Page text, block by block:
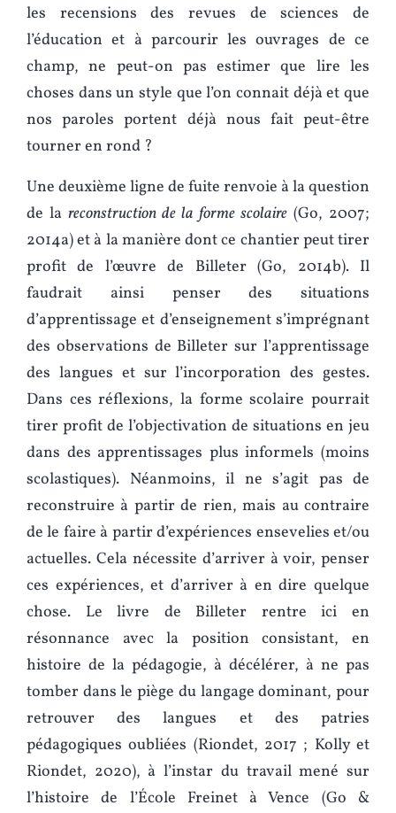
les recensions des revues de sciences de
l’éducation et à parcourir les ouvrages de ce
champ, ne peut-on pas estimer que lire les
choses dans un style que l’on connait déjà et que
nos paroles portent déjà nous fait peut-être
tourner en rond ?
Une deuxième ligne de fuite renvoie à la question
de la reconstruction de la forme scolaire (Go, 2007;
2014a) et à la manière dont ce chantier peut tirer
profit de l’œuvre de Billeter (Go, 2014b). Il
faudrait ainsi penser des situations
d’apprentissage et d’enseignement s’imprégnant
des observations de Billeter sur l’apprentissage
des langues et sur l’incorporation des gestes.
Dans ces réflexions, la forme scolaire pourrait
tirer profit de l’objectivation de situations en jeu
dans des apprentissages plus informels (moins
scolastiques). Néanmoins, il ne s’agit pas de
reconstruire à partir de rien, mais au contraire
de le faire à partir d’expériences ensevelies et/ou
actuelles. Cela nécessite d’arriver à voir, penser
ces expériences, et d’arriver à en dire quelque
chose. Le livre de Billeter rentre ici en
résonnance avec la position consistant, en
histoire de la pédagogie, à décélérer, à ne pas
tomber dans le piège du langage dominant, pour
retrouver des langues et des patries
pédagogiques oubliées (Riondet, 2017 ; Kolly et
Riondet, 2020), à l’instar du travail mené sur
l’histoire de l’École Freinet à Vence (Go &